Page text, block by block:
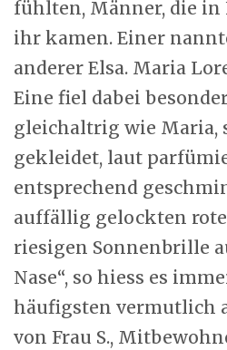
fühlten, Männer, die in
ihr kamen. Einer
anderer Elsa. Maria
Eine fiel dabei
gleichaltrig wie Maria,
gekleidet, laut
entsprechend
auffällig gelockten
riesigen Sonnenbrille
Nase“, so hiess es
häufigsten vermutlich
von Frau S.,